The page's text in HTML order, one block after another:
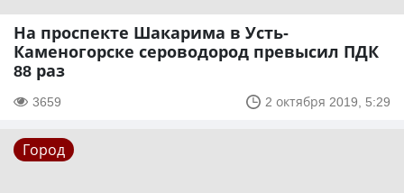
На проспекте Шакарима в Усть-
Каменогорске сероводород превысил ПДК
88 раз
3659 2 октября 2019, 5:29
Город